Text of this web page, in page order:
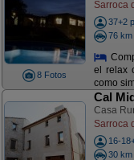
8 Fotos
Sarroca
37+2
76 km
el relax
como
Cal
Casa
Sarroca
16-
30 km